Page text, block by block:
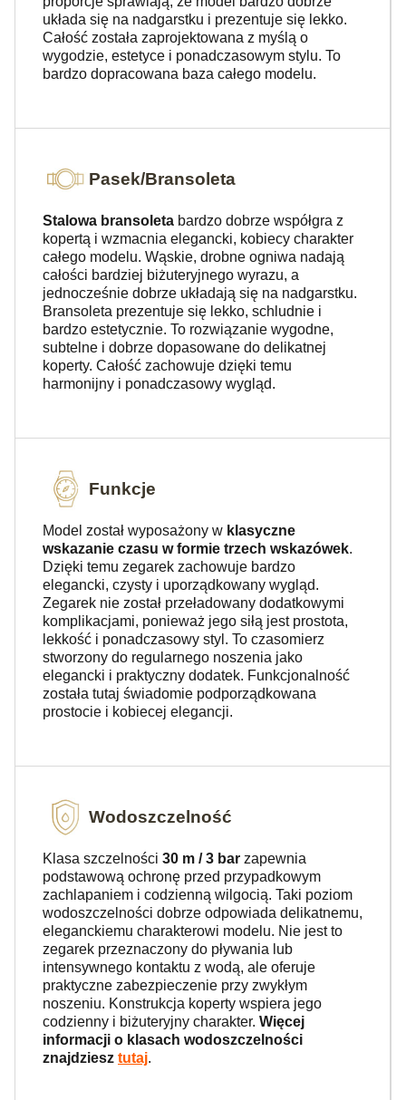
układa się na nadgarstku i prezentuje się lekko.
Całość została zaprojektowana z myślą o
wygodzie, estetyce i ponadczasowym stylu. To
bardzo dopracowana baza całego modelu.
Pasek/Bransoleta
Stalowa bransoleta bardzo dobrze współgra z
kopertą i wzmacnia elegancki, kobiecy charakter
całego modelu. Wąskie, drobne ogniwa nadają
całości bardziej biżuteryjnego wyrazu, a
jednocześnie dobrze układają się na nadgarstku.
Bransoleta prezentuje się lekko, schludnie i
bardzo estetycznie. To rozwiązanie wygodne,
subtelne i dobrze dopasowane do delikatnej
koperty. Całość zachowuje dzięki temu
harmonijny i ponadczasowy wygląd.
Funkcje
Model został wyposażony w klasyczne
wskazanie czasu w formie trzech wskazówek.
Dzięki temu zegarek zachowuje bardzo
elegancki, czysty i uporządkowany wygląd.
Zegarek nie został przeładowany dodatkowymi
komplikacjami, ponieważ jego siłą jest prostota,
lekkość i ponadczasowy styl. To czasomierz
stworzony do regularnego noszenia jako
elegancki i praktyczny dodatek. Funkcjonalność
została tutaj świadomie podporządkowana
prostocie i kobiecej elegancji.
Wodoszczelność
Klasa szczelności 30 m / 3 bar zapewnia
podstawową ochronę przed przypadkowym
zachlapaniem i codzienną wilgocią. Taki poziom
wodoszczelności dobrze odpowiada delikatnemu,
eleganckiemu charakterowi modelu. Nie jest to
zegarek przeznaczony do pływania lub
intensywnego kontaktu z wodą, ale oferuje
praktyczne zabezpieczenie przy zwykłym
noszeniu. Konstrukcja koperty wspiera jego
codzienny i biżuteryjny charakter. Więcej
informacji o klasach wodoszczelności
znajdziesz tutaj.